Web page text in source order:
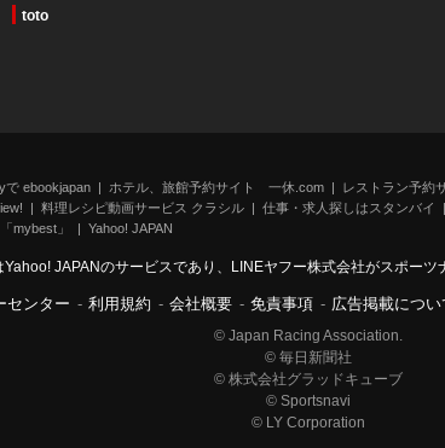
toto
で ebookjapan
ホテル、旅館予約サイト 一休.com
レストラン予
料理レシピ動画サービス クラシル 仕事・求人探しはスタンバイ
mybest」
Yahoo! JAPAN
Yahoo! JAPANのサービスであり、LINEヤフー株式会社がスポーツ
センター - 利用規約 - 会社概要 - 免責事項 - 広告掲載につい
© Japan Racing Association.
© 毎日新聞社
© 株式会社グラッドキューブ
© Sportsnavi
© LY Corporation